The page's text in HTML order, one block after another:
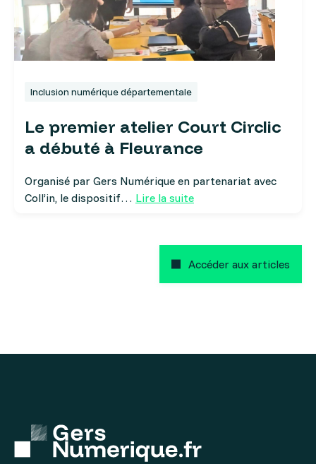
Inclusion numérique départementale
Le premier atelier Court Circlic
a débuté à Fleurance
Organisé par Gers Numérique en partenariat avec
Coll’in, le dispositif… Lire la suite
Accéder aux articles